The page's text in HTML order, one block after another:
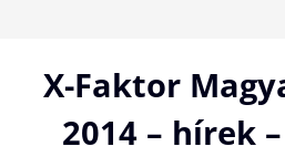
contentX-Faktor
2014 – hírek